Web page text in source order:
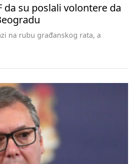
da su poslali volontere da
na rubu građanskog rata, a